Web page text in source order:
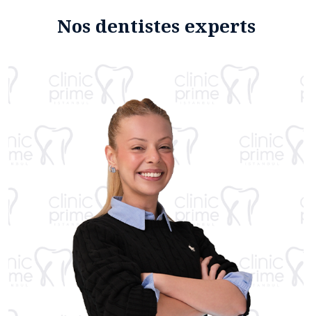
Nos dentistes experts